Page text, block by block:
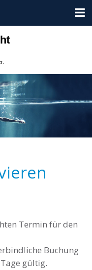
Termin für den
Buchung
gültig.